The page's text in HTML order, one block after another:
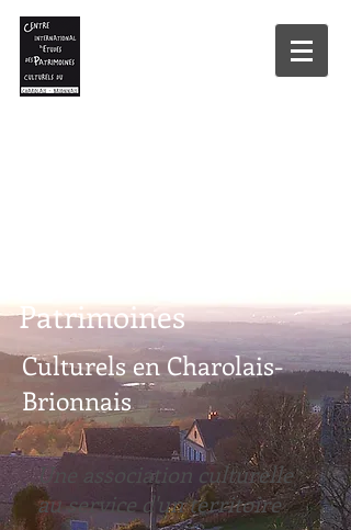
Patrimoines
Culturels en Charolais-
Brionnais
Une association culturelle
au service d'un territoire